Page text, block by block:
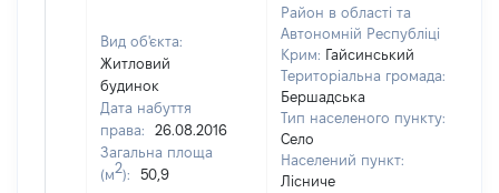
Вид об'єкта:
Житловий
будинок
Дата набуття
права:
26.08.2016
Загальна площа
(м2):
50,9
Район в області та
Автономній Республіці
Крим: Гайсинський
Територіальна громада:
Бершадська
Тип населеного пункту:
Село
Населений пункт:
Лісниче